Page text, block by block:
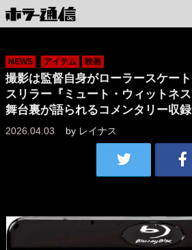
NEWS アイテム 映画
撮影は監督自身がローラースケ
スリラー『ミュート・ウィットネ
舞台裏が語られるコメンタリー収録
2026.04.03 by レイナス